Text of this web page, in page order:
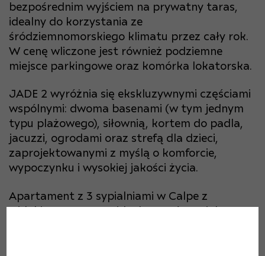
bezpośrednim wyjściem na prywatny taras,
idealny do korzystania ze
śródziemnomorskiego klimatu przez cały rok.
W cenę wliczone jest również podziemne
miejsce parkingowe oraz komórka lokatorska.
JADE 2 wyróżnia się ekskluzywnymi częściami
wspólnymi: dwoma basenami (w tym jednym
typu plażowego), siłownią, kortem do padla,
jacuzzi, ogrodami oraz strefą dla dzieci,
zaprojektowanymi z myślą o komforcie,
wypoczynku i wysokiej jakości życia.
Apartament z 3 sypialniami w Calpe z
widokiem na morze, idealny zarówno jako